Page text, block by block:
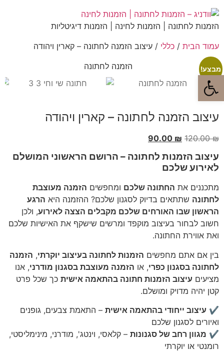
פתח סרגל נגישות
הזמנות לחתונה | הזמנות לחינה | הזמנות דיגיטליות
עמוד הבית / כללי / עיצוב הזמנה לחתונה – קארין ויהודה
מבצע!
עיצוב הזמנה לחתונה – קארין ויהודה
120.00₪
90.00 ₪
עיצוב הזמנות לחתונה – הרושם הראשוני המושלם
לאירוע שלכם
מתכננים את החתונה שלכם ומחפשים הזמנה מעוצבת
לחתונה שתתאים בדיוק לסגנון שלכם? ההזמנה היא הרגע
הראשון שבו האורחים שלכם מקבלים הצצה לאירוע, ולכן
חשוב לבחור בעיצוב מוקפד ומרשים שישקף את האישיות שלכם
ואת אווירת החתונה.
בין אם אתם מחפשים הזמנות לחתונה בעיצוב יוקרתי, הזמנה
לחתונה בסגנון כפרי, או הזמנה מעוצבת בסגנון מודרני, אנו
מציעים עיצוב הזמנות חתונה בהתאמה אישית כך שכל פרט
קטן יהיה מדויק ומושלם.
✔ עיצוב ייחודי בהתאמה אישית – התאמת צבעים, גופנים
ואיורים לסגנון שלכם
✔ מגוון רחב של סגנונות – קלאסי, וינטג', מודרני, מינימליסטי,
רומנטי או יוקרתי